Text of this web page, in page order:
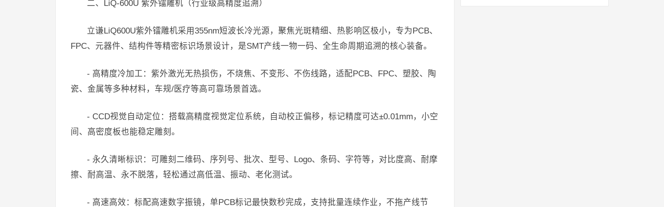
二、LiQ-600U 紫外镭雕机（行业级高精度追溯）
立谦LiQ600U紫外镭雕机采用355nm短波长冷光源，聚焦光斑精细、热影响区极小，专为PCB、
FPC、元器件、结构件等精密标识场景设计，是SMT产线一物一码、全生命周期追溯的核心装备。
- 高精度冷加工：紫外激光无热损伤，不烧焦、不变形、不伤线路，适配PCB、FPC、塑胶、陶
瓷、金属等多种材料，车规/医疗等高可靠场景首选。
- CCD视觉自动定位：搭载高精度视觉定位系统，自动校正偏移，标记精度可达±0.01mm，小空
间、高密度板也能稳定雕刻。
- 永久清晰标识：可雕刻二维码、序列号、批次、型号、Logo、条码、字符等，对比度高、耐摩
擦、耐高温、永不脱落，轻松通过高低温、振动、老化测试。
- 高速高效：标配高速数字振镜，单PCB标记最快数秒完成，支持批量连续作业，不拖产线节